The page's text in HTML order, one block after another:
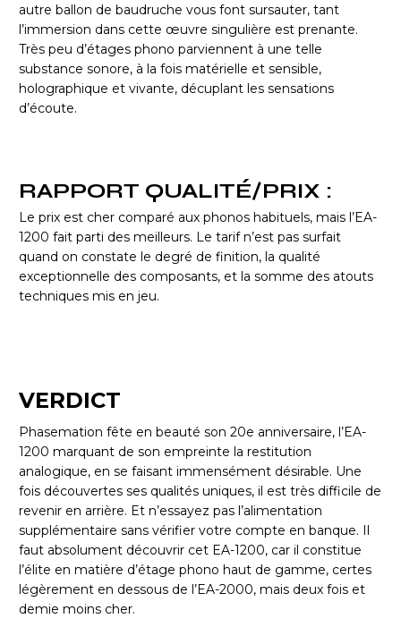
autre ballon de baudruche vous font sursauter, tant
l’immersion dans cette œuvre singulière est prenante.
Très peu d’étages phono parviennent à une telle
substance sonore, à la fois matérielle et sensible,
holographique et vivante, décuplant les sensations
d’écoute.
RAPPORT QUALITÉ/PRIX :
Le prix est cher comparé aux phonos habituels, mais l’EA-
1200 fait parti des meilleurs. Le tarif n’est pas surfait
quand on constate le degré de finition, la qualité
exceptionnelle des composants, et la somme des atouts
techniques mis en jeu.
VERDICT
Phasemation fête en beauté son 20e anniversaire, l’EA-
1200 marquant de son empreinte la restitution
analogique, en se faisant immensément désirable. Une
fois découvertes ses qualités uniques, il est très difficile de
revenir en arrière. Et n’essayez pas l’alimentation
supplémentaire sans vérifier votre compte en banque. Il
faut absolument découvrir cet EA-1200, car il constitue
l’élite en matière d’étage phono haut de gamme, certes
légèrement en dessous de l’EA-2000, mais deux fois et
demie moins cher.